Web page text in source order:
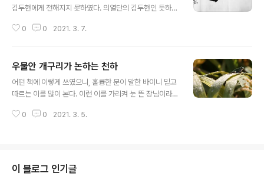
김두현에게 전해지지 못하였다. 의열단의 김두현인 듯하
듯하다.
0 0 2021. 3. 7.
우물안 개구리가 논하는 천하
어떤 책에 이렇게 쓰였으니, 훌륭한 분이 말한 바이니 믿고
따르는 이를 많이 본다. 이런 이를 가리켜 눈 뜬 장님이라고
면 그 저자가 판 함정에 빠진다. 더 가관은 그 함정에 빠진
천행으로 이루어지는 것이다. 사서(史書)에 나타난 바로
보면 고금을 막론하고 성패(成敗)와 이둔(利鈍)이 그 시기
0 0 2021. 3. 5.
이 블로그 인기글